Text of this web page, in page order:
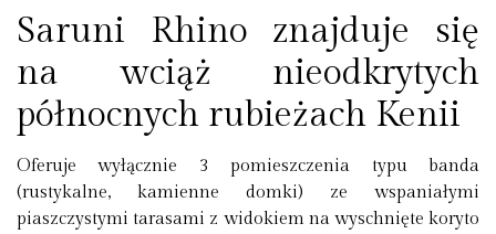
Saruni Rhino znajduje się
na wciąż nieodkrytych
północnych rubieżach Kenii
Oferuje wyłącznie 3 pomieszczenia typu banda
(rustykalne, kamienne domki) ze wspaniałymi
piaszczystymi tarasami z widokiem na wyschnięte koryto